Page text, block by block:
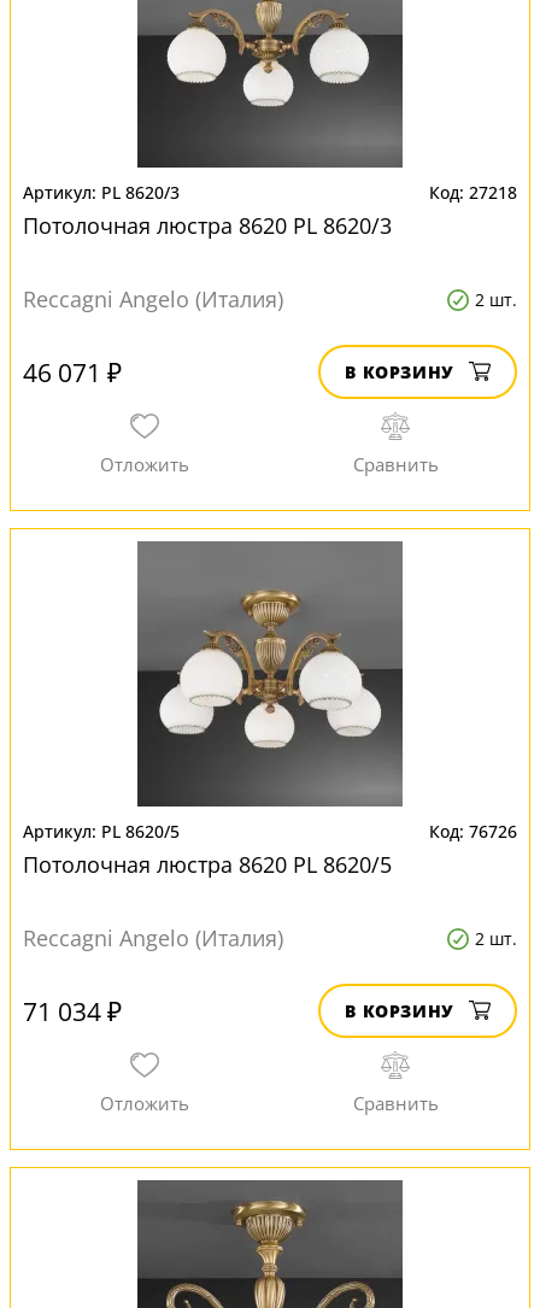
PL 8620/3 27218
Потолочная люстра 8620 PL 8620/3
Reccagni Angelo (Италия) 2 шт.
46 071 ₽ В КОРЗИНУ
PL 8620/5 76726
Потолочная люстра 8620 PL 8620/5
Reccagni Angelo (Италия) 2 шт.
71 034 ₽ В КОРЗИНУ